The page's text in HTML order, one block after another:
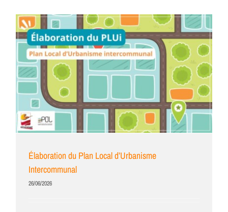
Élaboration du Plan Local d’Urbanisme
Intercommunal
26/06/2026